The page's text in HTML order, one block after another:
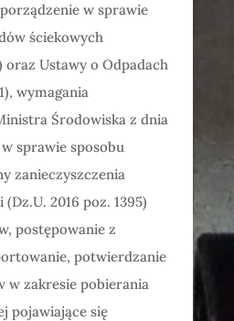
w sprawie
ściekowych
oraz Ustawy o Odpadach
wymagania
Środowiska z dnia
sprawie sposobu
zanieczyszczenia
2016 poz. 1395)
postępowanie z
potwierdzanie
w zakresie pobierania
pojawiające się